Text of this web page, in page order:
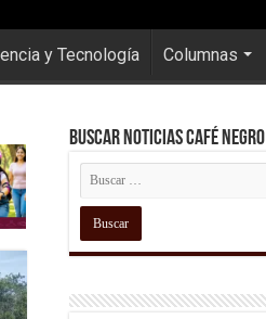
y Tecnología Columnas
Buscar Noticias Café Negro